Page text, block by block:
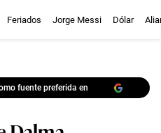
Feriados Jorge Messi Dólar
fuente preferida en